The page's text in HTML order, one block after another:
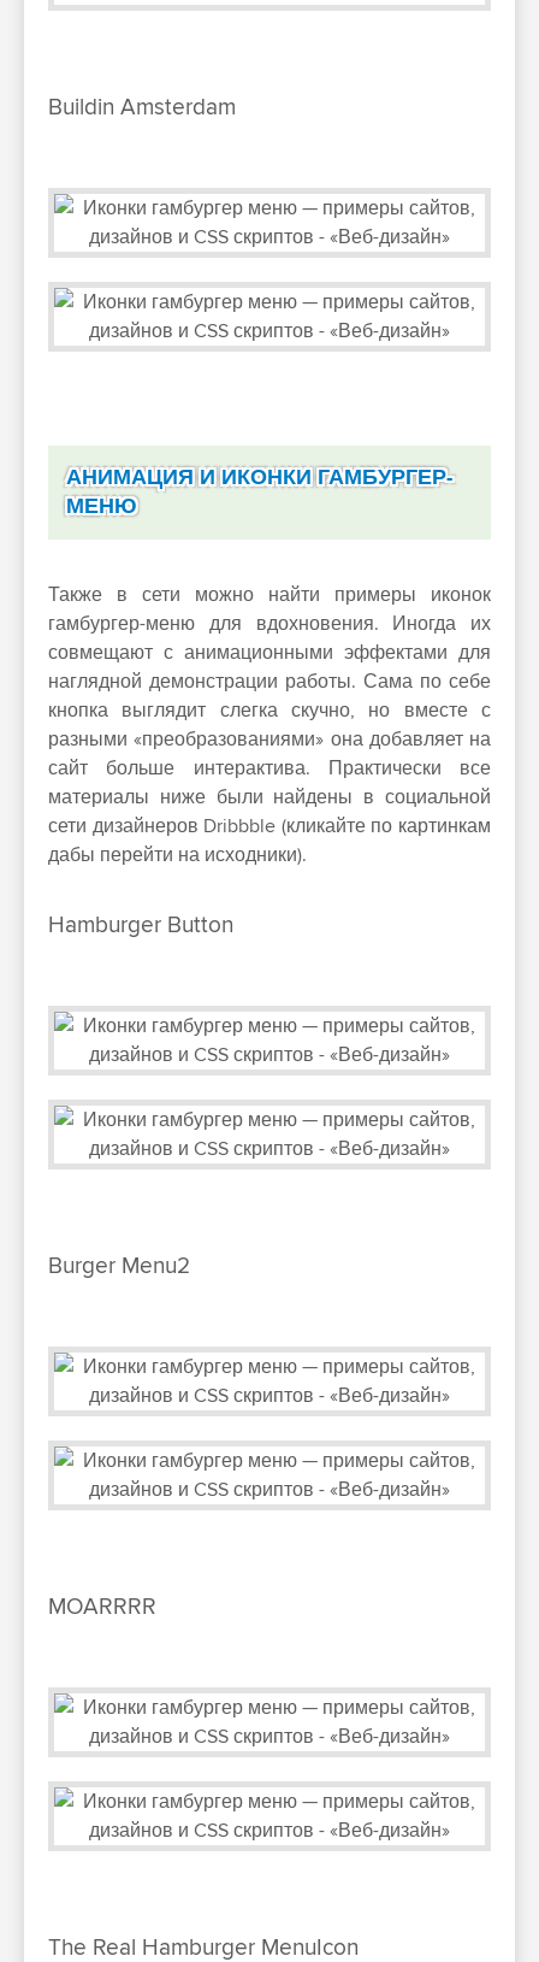
Buildin Amsterdam
АНИМАЦИЯ И ИКОНКИ ГАМБУРГЕР-
МЕНЮ
Также в сети можно найти примеры иконок
гамбургер-меню для вдохновения. Иногда их
совмещают с анимационными эффектами для
наглядной демонстрации работы. Сама по себе
кнопка выглядит слегка скучно, но вместе с
разными «преобразованиями» она добавляет на
сайт больше интерактива. Практически все
материалы ниже были найдены в социальной
сети дизайнеров Dribbble (кликайте по картинкам
дабы перейти на исходники).
Hamburger Button
Burger Menu2
MOARRRR
The Real Hamburger MenuIcon